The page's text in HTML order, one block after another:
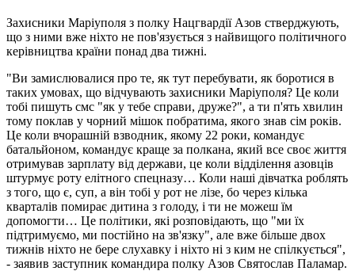
Захисники Маріуполя з полку Нацгвардії Азов стверджують,
що з ними вже ніхто не пов'язується з найвищого політичного
керівництва країни понад два тижні.
"Ви замислювалися про те, як тут перебувати, як боротися в
таких умовах, що відчувають захисники Маріуполя? Це коли
тобі пишуть смс "як у тебе справи, друже?", а ти п'ять хвилин
тому поклав у чорний мішок побратима, якого знав сім років.
Це коли вчорашній взводник, якому 22 роки, командує
батальйоном, командує краще за полкана, який все своє життя
отримував зарплату від держави, це коли відділення азовців
штурмує роту елітного спецназу… Коли наші дівчатка роблять
з того, що є, суп, а він тобі у рот не лізе, бо через кілька
кварталів помирає дитина з голоду, і ти не можеш їм
допомогти… Це політики, які розповідають, що "ми їх
підтримуємо, ми постійно на зв'язку", але вже більше двох
тижнів ніхто не бере слухавку і ніхто ні з ким не спілкується",
- заявив заступник командира полку Азов Святослав Паламар.